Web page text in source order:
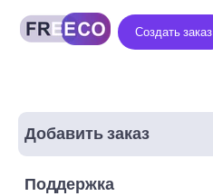
Создать заказ
Добавить заказ
Поддержка